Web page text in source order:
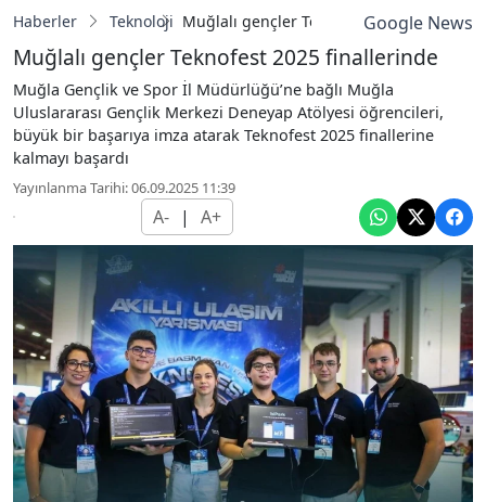
Haberler Teknoloji Muğlalı gençler Teknofest 2025Google News
Muğlalı gençler Teknofest 2025 finallerinde
Muğla Gençlik ve Spor İl Müdürlüğü’ne bağlı Muğla
Uluslararası Gençlik Merkezi Deneyap Atölyesi öğrencileri,
büyük bir başarıya imza atarak Teknofest 2025 finallerine
kalmayı başardı
Yayınlanma Tarihi: 06.09.2025 11:39
A- | A+